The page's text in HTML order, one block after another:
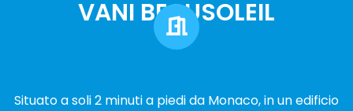
VANI BEAUSOLEIL
Situato a soli 2 minuti a piedi da Monaco, in un edificio